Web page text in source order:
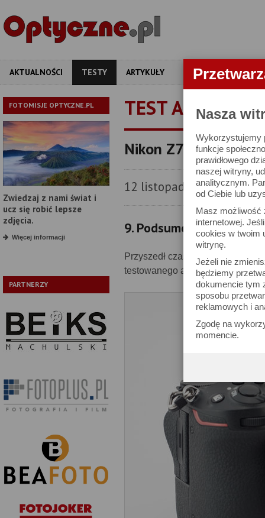
Nasza
Wykorzystujemy
funkcje
prawidłowego
naszej witryny,
analitycznym.
od Ciebie lub
Masz możliwość
internetowej.
cookies w twoim
witrynę.
Jeżeli nie
będziemy
dokumencie tym
sposobu
reklamowych i
Zgodę na
momencie.
AKTUALNOŚCI TESTY ARTYKUŁY APARATY
FOTOMISJE OPTYCZNE.PL
Zwiedzaj z nami świat i
ucz się robić lepsze
zdjęcia.
Więcej informacji
PARTNERZY
TEST APARATU
Nikon Z7 - test
12 listopada 2018
9. Podsumowanie
Przyszedł czas na
testowanego aparatu w